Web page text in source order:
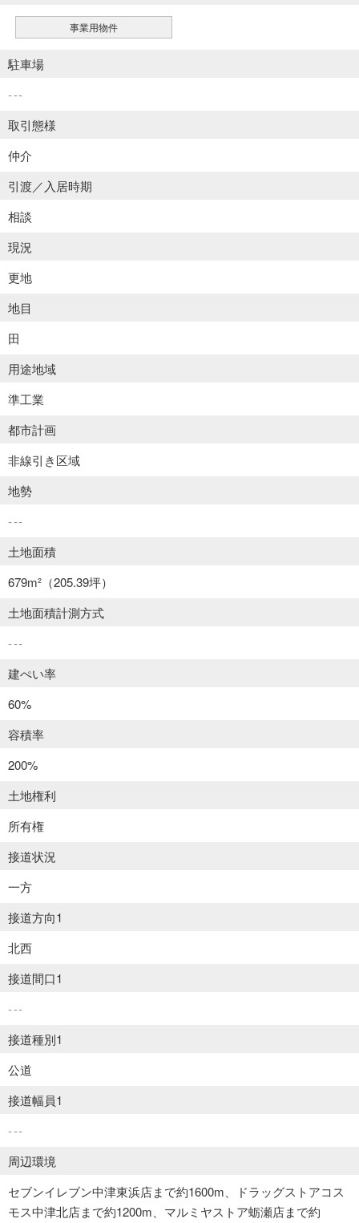
事業用物件
駐車場
---
取引態様
仲介
引渡／入居時期
相談
現況
更地
地目
田
用途地域
準工業
都市計画
非線引き区域
地勢
---
土地面積
679m² （205.39坪）
土地面積計測方式
---
建ぺい率
60%
容積率
200%
土地権利
所有権
接道状況
一方
接道方向1
北西
接道間口1
---
接道種別1
公道
接道幅員1
---
周辺環境
セブンイレブン中津東浜店まで約1600m、ドラッグストアコス
モス中津北店まで約1200m、マルミヤストア蛎瀬店まで約